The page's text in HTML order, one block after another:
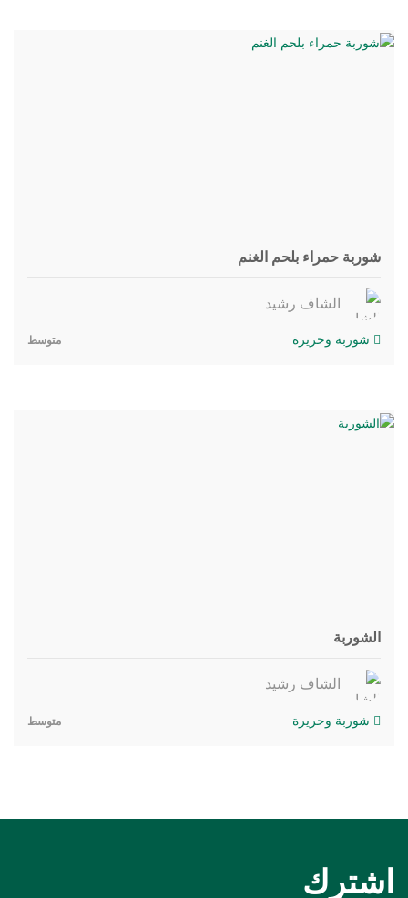
شوربة حمراء بلحم الغنم
الشاف رشيد
شوربة وحريرة متوسط
الشوربة
الشاف رشيد
شوربة وحريرة متوسط
اشترك